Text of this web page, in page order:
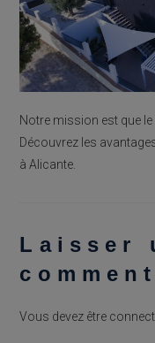
Notre mission est que
Découvrez les
à Alicante.
Laisser
Vous devez être